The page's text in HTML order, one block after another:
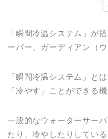
「瞬間冷温システム」が
ーバー、ガーディアン（
「瞬間冷温システム」と
「冷やす」ことができる機
一般的なウォーターサー
たり、冷やしたりしてい